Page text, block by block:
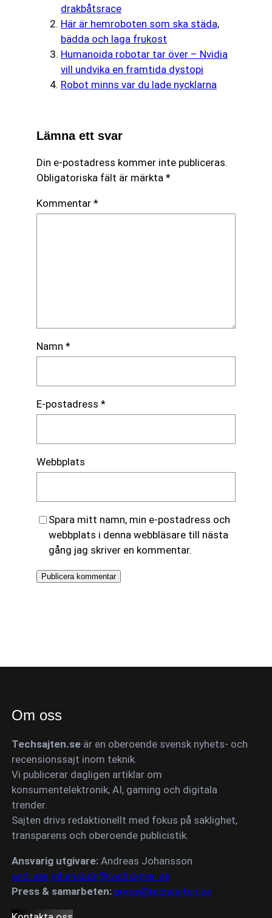
drakbåtsrace
Här är hemroboten som ska städa,
bädda och laga frukost
Humanoida robotar tar över – Nvidia
vill undvika en framtida dystopi
Robot minns var du lade nycklarna
Lämna ett svar
Din e-postadress kommer inte publiceras.
Obligatoriska fält är märkta *
Kommentar *
Namn *
E-postadress *
Webbplats
Spara mitt namn, min e-postadress och
webbplats i denna webbläsare till nästa
gång jag skriver en kommentar.
Om oss
Techsajten.se är en oberoende svensk nyhets- och
recensionssajt inom teknik.
Vi publicerar dagligen artiklar om
konsumentelektronik, AI, gaming och digitala
trender.
Sajten drivs redaktionellt med fokus på saklighet,
transparens och oberoende publicistik.
Ansvarig utgivare: Andreas Johansson
andreas.johansson@techsajten.se
Press & samarbeten: press@techsajten.se